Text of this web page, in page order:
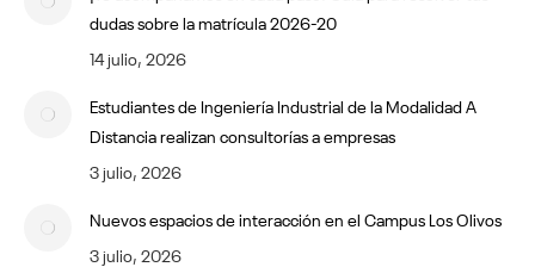
dudas sobre la matrícula 2026-20
14 julio, 2026
Estudiantes de Ingeniería Industrial de la Modalidad A
Distancia realizan consultorías a empresas
3 julio, 2026
Nuevos espacios de interacción en el Campus Los Olivos
3 julio, 2026